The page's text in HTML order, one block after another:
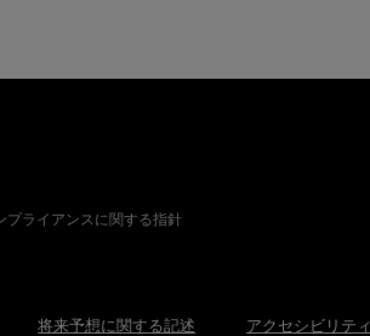
プライアンスに関する指針
将来予想に関する記述 アクセシビリティ